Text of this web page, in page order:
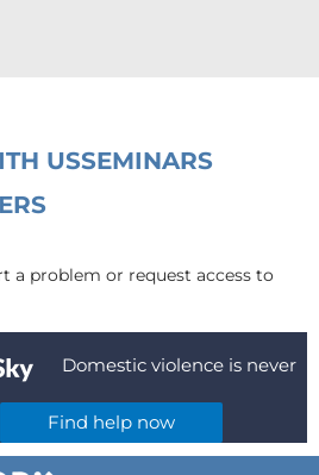
USSEMINARS
a problem or request access to
Domestic violence is never
Find help now